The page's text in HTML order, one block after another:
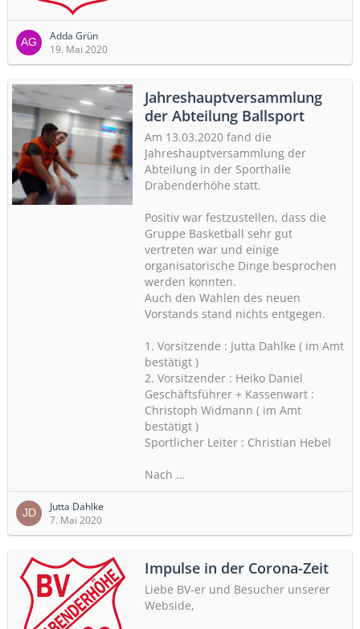
Adda Grün
19. Mai 2020
Jahreshauptversammlung
der Abteilung Ballsport
Am 13.03.2020 fand die
Jahreshauptversammlung der
Abteilung in der Sporthalle
Drabenderhöhe statt.
Positiv war festzustellen, dass die
Gruppe Basketball sehr gut
vertreten war und einige
organisatorische Dinge besprochen
werden konnten.
Auch den Wahlen des neuen
Vorstands stand nichts entgegen.
1. Vorsitzende : Jutta Dahlke ( im Amt
bestätigt )
2. Vorsitzender : Heiko Daniel
Geschäftsführer + Kassenwart :
Christoph Widmann ( im Amt
bestätigt )
Sportlicher Leiter : Christian Hebel
Nach …
Jutta Dahlke
7. Mai 2020
Impulse in der Corona-Zeit
Liebe BV-er und Besucher unserer
Webside,